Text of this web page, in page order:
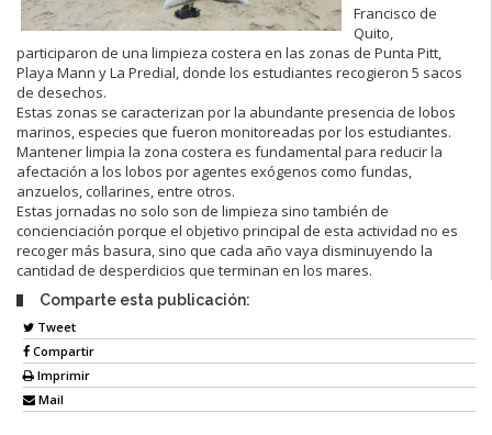
Francisco de
Quito,
participaron de una limpieza costera en las zonas de Punta Pitt,
Playa Mann y La Predial, donde los estudiantes recogieron 5 sacos
de desechos.
Estas zonas se caracterizan por la abundante presencia de lobos
marinos, especies que fueron monitoreadas por los estudiantes.
Mantener limpia la zona costera es fundamental para reducir la
afectación a los lobos por agentes exógenos como fundas,
anzuelos, collarines, entre otros.
Estas jornadas no solo son de limpieza sino también de
concienciación porque el objetivo principal de esta actividad no es
recoger más basura, sino que cada año vaya disminuyendo la
cantidad de desperdicios que terminan en los mares.
Comparte esta publicación:
Tweet
Compartir
Imprimir
Mail